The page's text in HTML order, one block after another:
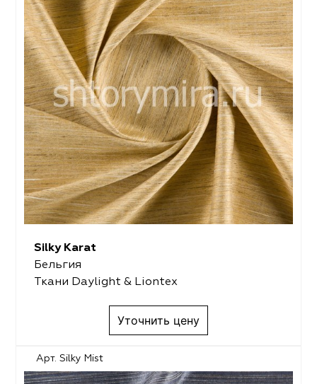
Silky Karat
Бельгия
Ткани Daylight & Liontex
Уточнить цену
Арт. Silky Mist